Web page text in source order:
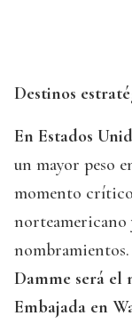
Destinos
En Estados
un mayor peso
momento
norteamericano
nombramientos.
Damme será el
Embajada en